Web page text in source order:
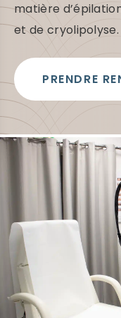
e
n
t
e
n
matière
et de cryolipolyse.
PRENDRE